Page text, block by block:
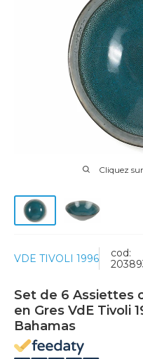
Cliquez
VDE TIVOLI 1996
cod:
Set de 6 Assiettes
en Gres VdE Tivoli
Bahamas